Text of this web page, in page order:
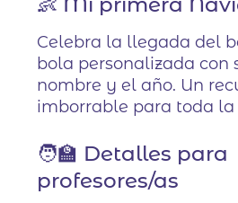
Celebra la llegada del
bola personalizada con
nombre y el año. Un
imborrable para toda la
🧑‍🏫 Detalles para
profesores/as